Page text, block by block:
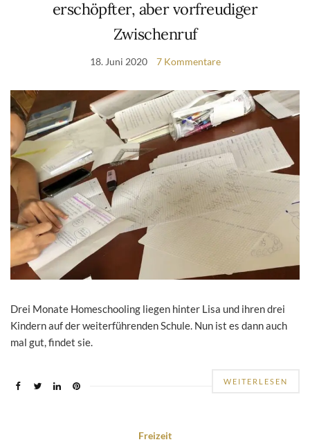
erschöpfter, aber vorfreudiger
Zwischenruf
18. Juni 2020 7 Kommentare
Drei Monate Homeschooling liegen hinter Lisa und ihren drei
Kindern auf der weiterführenden Schule. Nun ist es dann auch
mal gut, findet sie.
WEITERLESEN
Freizeit